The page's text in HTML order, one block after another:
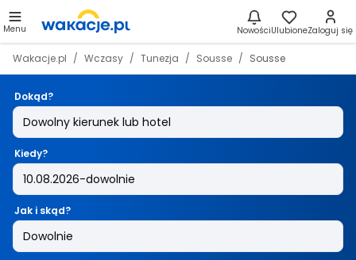
Menu NowościUlubioneZaloguj się
Wakacje.pl Wczasy Tunezja Sousse Sousse
Dokąd?
Kiedy?
Jak i skąd?